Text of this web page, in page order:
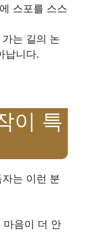
스포를 스스
는 길의 논
납니다.
이 특
는 이런 분
마음이 더 안